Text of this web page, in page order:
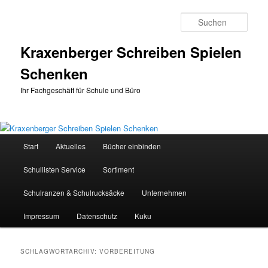
Kraxenberger Schreiben Spielen
Schenken
Ihr Fachgeschäft für Schule und Büro
Start Aktuelles Bücher einbinden
Schullisten Service Sortiment
Schulranzen & Schulrucksäcke Unternehmen
Impressum Datenschutz Kuku
SCHLAGWORTARCHIV:VORBEREITUNG